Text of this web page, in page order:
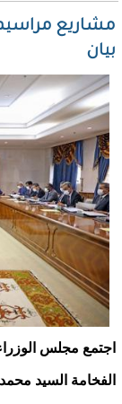
مشاريع
بيان
الفخامة السيد